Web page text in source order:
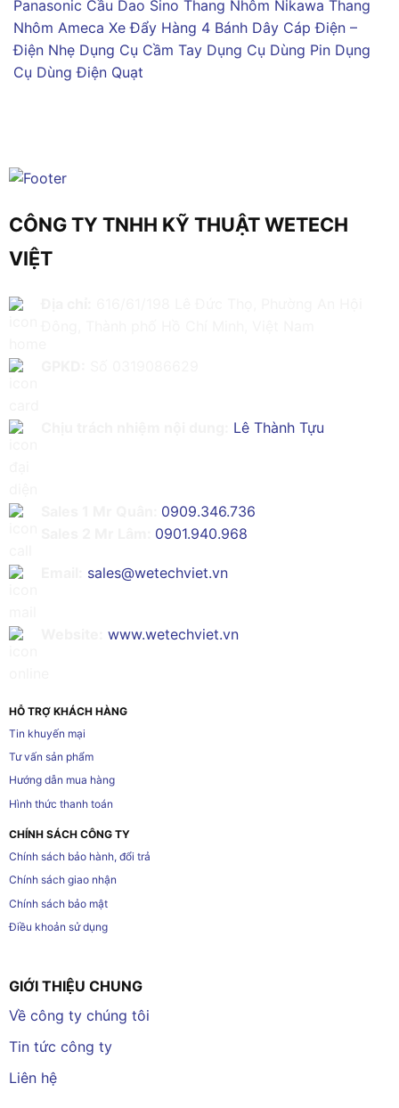
Panasonic Cầu Dao Sino Thang Nhôm Nikawa Thang
Nhôm Ameca Xe Đẩy Hàng 4 Bánh Dây Cáp Điện –
Điện Nhẹ Dụng Cụ Cầm Tay Dụng Cụ Dùng Pin Dụng
Cụ Dùng Điện Quạt
CÔNG TY TNHH KỸ THUẬT WETECH
VIỆT
Lê Thành Tựu
0909.346.736
0901.940.968
sales@wetechviet.vn
www.wetechviet.vn
HỖ TRỢ KHÁCH HÀNG
Tin khuyến mại
Tư vấn sản phẩm
Hướng dẫn mua hàng
Hình thức thanh toán
CHÍNH SÁCH CÔNG TY
Chính sách bảo hành, đổi trả
Chính sách giao nhận
Chính sách bảo mật
Điều khoản sử dụng
GIỚI THIỆU CHUNG
Về công ty chúng tôi
Tin tức công ty
Liên hệ